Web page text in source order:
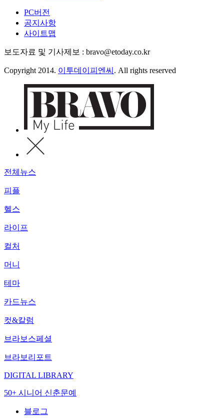
PC버전
공지사항
사이트맵
보도자료 및 기사제보 : bravo@etoday.co.kr
Copyright 2014. 이투데이피엔씨 . All rights reserved
전체뉴스
피플
헬스
라이프
컬처
머니
테마
카드뉴스
컷&칼럼
브라보스페셜
브라보리포트
DIGITAL LIBRARY
50+ 시니어 신춘문예
블로그